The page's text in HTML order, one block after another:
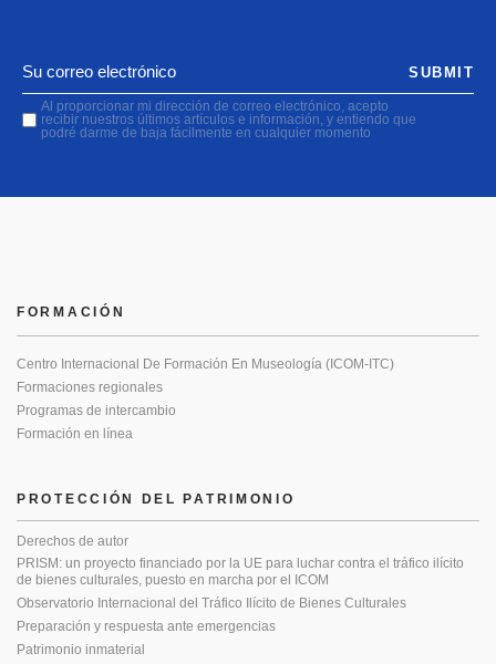
Al proporcionar mi dirección de correo electrónico, acepto
recibir nuestros últimos artículos e información, y entiendo que
podré darme de baja fácilmente en cualquier momento
SUBMIT
PROTECCIÓN DEL PATRIMONIO
Derechos de autor
PRISM: un proyecto financiado por la UE para luchar contra el tráfico ilícito
de bienes culturales, puesto en marcha por el ICOM
Observatorio Internacional del Tráfico Ilícito de Bienes Culturales
Preparación y respuesta ante emergencias
Patrimonio inmaterial
FORMACIÓN
Centro Internacional De Formación En Museología (ICOM-ITC)
Formaciones regionales
Programas de intercambio
Formación en línea